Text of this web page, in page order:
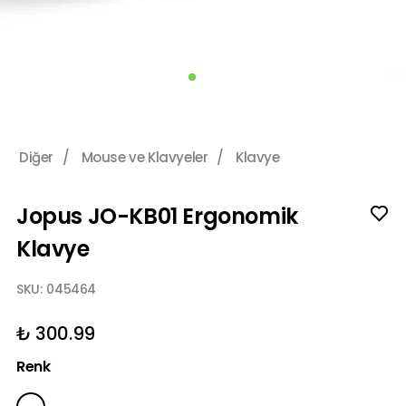
Diğer / Mouse ve Klavyeler / Klavye
Jopus JO-KB01 Ergonomik
Klavye
SKU: 045464
₺ 300.99
Renk